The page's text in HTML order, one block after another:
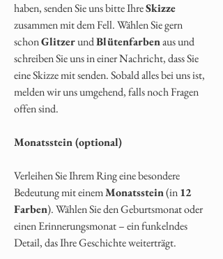
haben, senden Sie uns bitte IhreSkizze
zusammen mit dem Fell. Wählen Sie gern
schonGlitzerundBlütenfarbenaus und
schreiben Sie uns in einer Nachricht, dass Sie
eine Skizze mit senden. Sobald alles bei uns ist,
melden wir uns umgehend, falls noch Fragen
offen sind.
Monatsstein (optional)
Verleihen Sie Ihrem Ring eine besondere
Bedeutung mit einemMonatsstein(in12
Farben). Wählen Sie den Geburtsmonat oder
einen Erinnerungsmonat – ein funkelndes
Detail, das Ihre Geschichte weiterträgt.